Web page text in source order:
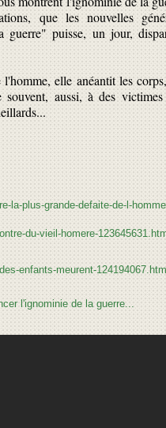
que les nouvelles
puisse, un jour,
elle anéantit les
aussi, à des
la-plus-grande-defaite-de-l-
du-vieil-homere-
enfants-meurent-